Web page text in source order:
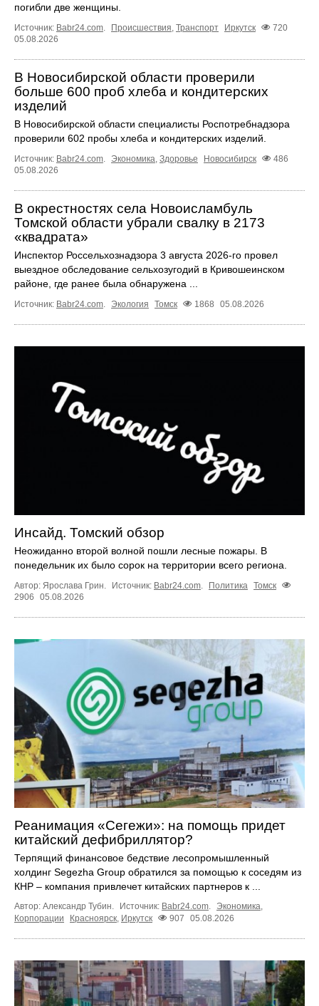
погибли две женщины.
Источник: Babr24.com. Происшествия, Транспорт Иркутск
720
05.08.2026
В Новосибирской области проверили
больше 600 проб хлеба и кондитерских
изделий
В Новосибирской области специалисты Роспотребнадзора
проверили 602 пробы хлеба и кондитерских изделий.
Источник: Babr24.com. Экономика, Здоровье Новосибирск
486
05.08.2026
В окрестностях села Новоисламбуль
Томской области убрали свалку в 2173
«квадрата»
Инспектор Россельхознадзора 3 августа 2026-го провел
выездное обследование сельхозугодий в Кривошеинском
районе, где ранее была обнаружена ...
Источник: Babr24.com. Экология Томск 1868 05.08.2026
Инсайд. Томский обзор
Неожиданно второй волной пошли лесные пожары. В
понедельник их было сорок на территории всего региона.
Автор: Ярослава Грин. Источник: Babr24.com. Политика Томск
2906
05.08.2026
Реанимация «Сегежи»: на помощь придет
китайский дефибриллятор?
Терпящий финансовое бедствие лесопромышленный
холдинг Segezha Group обратился за помощью к соседям из
КНР – компания привлечет китайских партнеров к ...
Автор: Александр Тубин. Источник: Babr24.com Экономика
Корпорации
Красноярск, Иркутск 907 05.08.2026